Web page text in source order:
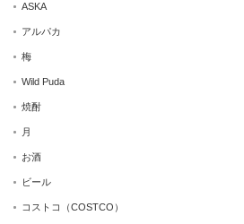
ASKA
アルパカ
梅
Wild Puda
焼酎
月
お酒
ビール
コストコ（COSTCO）